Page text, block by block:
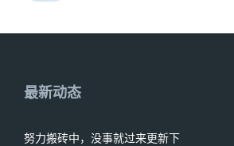
最新动态
努力搬砖中，没事就过来更新下